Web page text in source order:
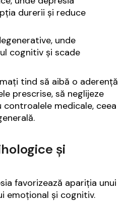
durerii și reduce
unde
cognitiv și scade
tind să aibă o aderență
prescrise, să neglijeze
controalele medicale, ceea
și
favorizează apariția unui
emoțional și cognitiv.